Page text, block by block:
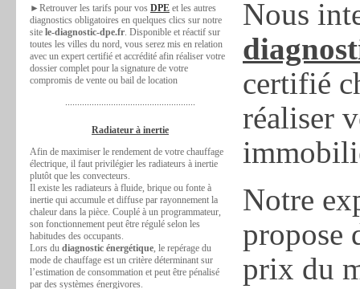
►Retrouver les tarifs pour vos DPE et les autres
diagnostics obligatoires en quelques clics sur notre
site le-diagnostic-dpe.fr. Disponible et réactif sur
toutes les villes du nord, vous serez mis en relation
avec un expert certifié et accrédité afin réaliser votre
dossier complet pour la signature de votre
compromis de vente ou bail de location
......................................................
Radiateur à inertie
Afin de maximiser le rendement de votre chauffage
électrique, il faut privilégier les radiateurs à inertie
plutôt que les convecteurs.
Il existe les radiateurs à fluide, brique ou fonte à
inertie qui accumule et diffuse par rayonnement la
chaleur dans la pièce. Couplé à un programmateur,
son fonctionnement peut être régulé selon les
habitudes des occupants.
Lors du diagnostic énergétique, le repérage du
mode de chauffage est un critère déterminant sur
l’estimation de consommation et peut être pénalisé
par des systèmes énergivores.
Nous
certifié
réaliser
Notre
propose
prix du